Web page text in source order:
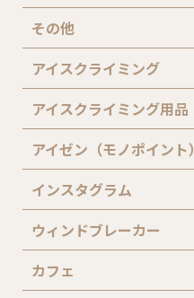
その他
アイスクライミング
アイスクライミング用品
アイゼン（モノポイント）
インスタグラム
ウィンドブレーカー
カフェ